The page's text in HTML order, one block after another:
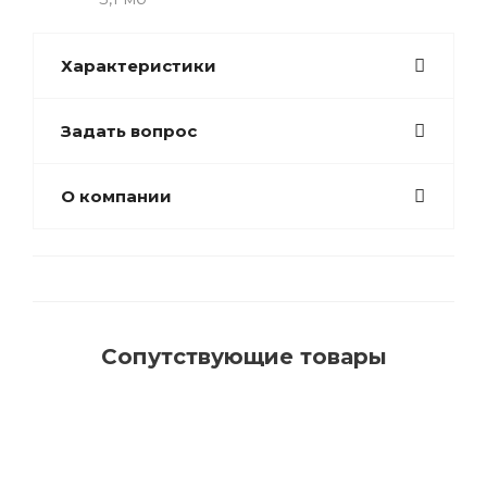
Характеристики
Задать вопрос
О компании
Сопутствующие товары